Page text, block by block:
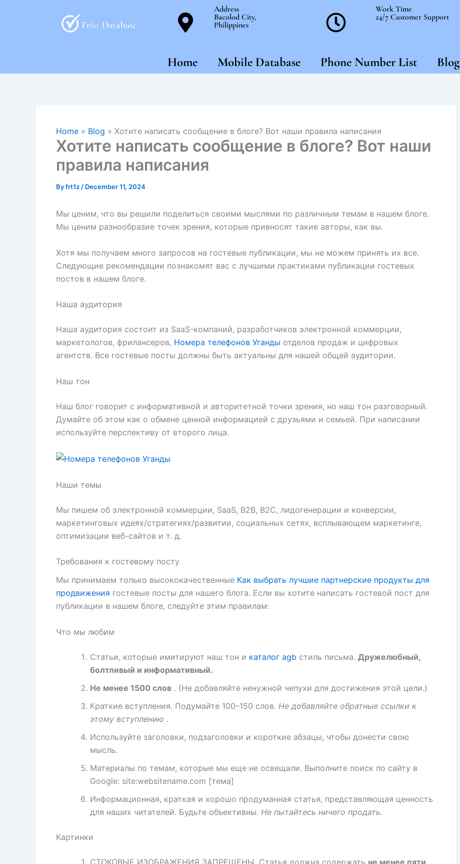
Address
Bacolod City,
Philippines
Work Time
24/7 Customer Support
Home Mobile Database Phone Number List Blog
Home » Blog » Хотите написать сообщение в блоге? Вот наши правила написания
Хотите написать сообщение в блоге? Вот наши
правила написания
Byfrt1z / December 11, 2024
Мы ценим, что вы решили поделиться своими мыслями по различным темам в нашем блоге.
Мы ценим разнообразие точек зрения, которые привносят такие авторы, как вы.
Хотя мы получаем много запросов на гостевые публикации, мы не можем принять их все.
Следующие рекомендации познакомят вас с лучшими практиками публикации гостевых
постов в нашем блоге.
Наша аудитория
Наша аудитория состоит из SaaS-компаний, разработчиков электронной коммерции,
маркетологов, фрилансеров, Номера телефонов Уганды отделов продаж и цифровых
агентств. Все гостевые посты должны быть актуальны для нашей общей аудитории.
Наш тон
Наш блог говорит с информативной и авторитетной точки зрения, но наш тон разговорный.
Думайте об этом как о обмене ценной информацией с друзьями и семьей. При написании
используйте перспективу от второго лица.
Наши темы
Мы пишем об электронной коммерции, SaaS, B2B, B2C, лидогенерации и конверсии,
маркетинговых идеях/стратегиях/развитии, социальных сетях, всплывающем маркетинге,
оптимизации веб-сайтов и т. д.
Требования к гостевому посту
Мы принимаем только высококачественные Как выбрать лучшие партнерские продукты для
продвижения гостевые посты для нашего блога. Если вы хотите написать гостевой пост для
публикации в нашем блоге, следуйте этим правилам:
Что мы любим
Статьи, которые имитируют наш тон и каталог agb стиль письма. Дружелюбный,
болтливый и информативный.
Не менее 1500 слов . (Не добавляйте ненужной чепухи для достижения этой цели.)
Краткие вступления. Подумайте 100–150 слов. Не добавляйте обратные ссылки к
этому вступлению .
Используйте заголовки, подзаголовки и короткие абзацы, чтобы донести свою
мысль.
Материалы по темам, которые мы еще не освещали. Выполните поиск по сайту в
Google: site:websitename.com [тема]
Информационная, краткая и хорошо продуманная статья, представляющая ценность
для наших читателей. Будьте объективны. Не пытайтесь ничего продать.
Картинки
СТОКОВЫЕ ИЗОБРАЖЕНИЯ ЗАПРЕЩЕНЫ. Статья должна содержать не менее пяти